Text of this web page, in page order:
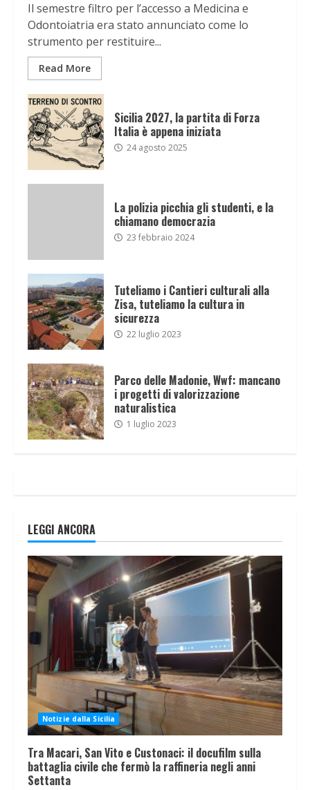
Il semestre filtro per l’accesso a Medicina e
Odontoiatria era stato annunciato come lo
strumento per restituire...
Read More
Sicilia 2027, la partita di Forza
Italia è appena iniziata
24 agosto 2025
La polizia picchia gli studenti, e la
chiamano democrazia
23 febbraio 2024
Tuteliamo i Cantieri culturali alla
Zisa, tuteliamo la cultura in
sicurezza
22 luglio 2023
Parco delle Madonie, Wwf: mancano
i progetti di valorizzazione
naturalistica
1 luglio 2023
LEGGI ANCORA
Notizie dalla Sicilia
Tra Macari, San Vito e Custonaci: il docufilm sulla
battaglia civile che fermò la raffineria negli anni
Settanta